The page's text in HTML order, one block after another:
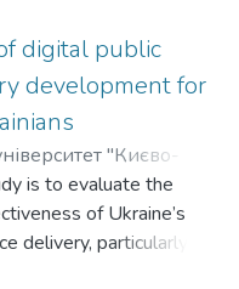
війни, а також
пошуку
як
для розробки
рішень,
між
та
правами людини в
загроз.
digital public
development for
"Києво-
,2025)Lysenko,
is to evaluate the
of Ukraine’s
delivery, particularly via
addressing the needs of